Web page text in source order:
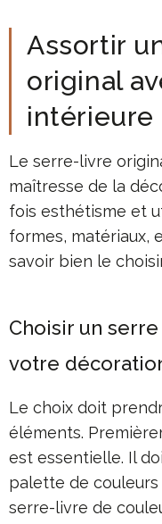
Assortir
original
intérieure
Le serre-livre
maîtresse de la
fois esthétisme et
formes, matériaux,
savoir bien le
Choisir un
votre
Le choix doit
éléments.
est essentielle. Il
palette de
serre-livre de